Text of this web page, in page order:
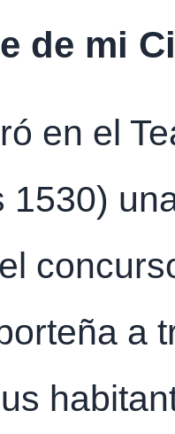
de mi
en el
1530)
a